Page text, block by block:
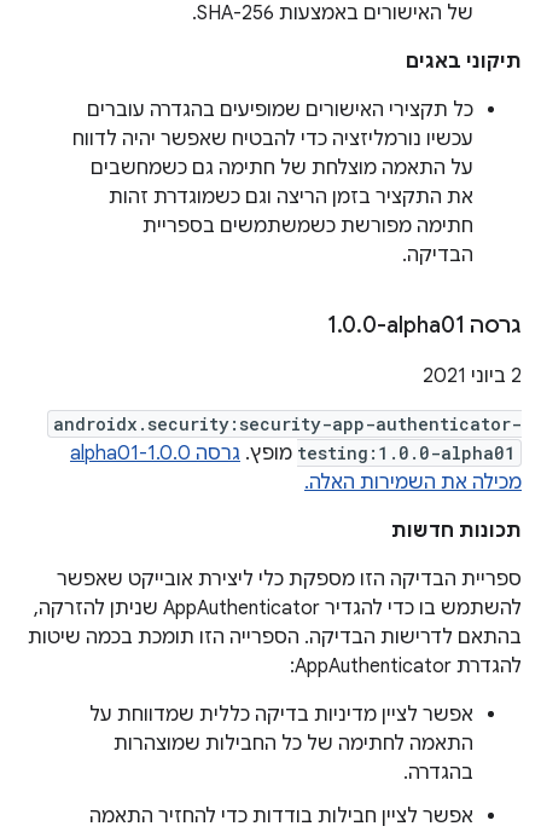
של האישורים באמצעות SHA-256.
תיקוני באגים
כל תקצירי האישורים שמופיעים בהגדרה עוברים
עכשיו נורמליזציה כדי להבטיח שאפשר יהיה לדווח
על התאמה מוצלחת של חתימה גם כשמחשבים
את התקציר בזמן הריצה וגם כשמוגדרת זהות
חתימה מפורשת כשמשתמשים בספריית
הבדיקה.
גרסה ‎1 .0.0-alpha01
‫2 ביוני 2021
androidx.security:security-app-authenticator-
testing:1.0.0-alpha01 מופץ.
גרסה 1.0.0-alpha01
מכילה את השמירות האלה.
תכונות חדשות
ספריית הבדיקה הזו מספקת כלי ליצירת אובייקט שאפשר
להשתמש בו כדי להגדיר AppAuthenticator שניתן להזרקה,
בהתאם לדרישות הבדיקה. הספרייה הזו תומכת בכמה שיטות
להגדרת AppAuthenticator:
אפשר לציין מדיניות בדיקה כללית שמדווחת על
התאמה לחתימה של כל החבילות שמוצהרות
בהגדרה.
אפשר לציין חבילות בודדות כדי להחזיר התאמה